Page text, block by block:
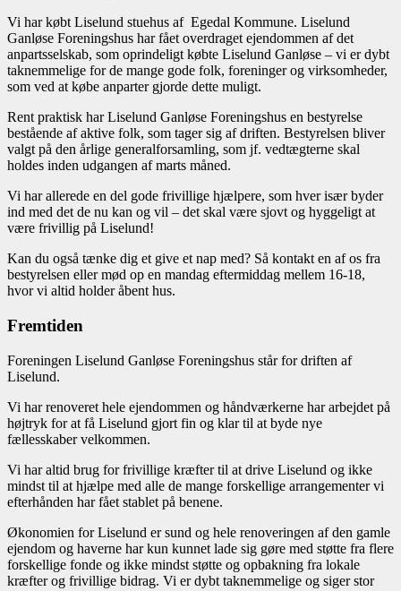
Vi har købt Liselund stuehus af Egedal Kommune. Liselund
Ganløse Foreningshus har fået overdraget ejendommen af det
anpartsselskab, som oprindeligt købte Liselund Ganløse – vi er dybt
taknemmelige for de mange gode folk, foreninger og virksomheder,
som ved at købe anparter gjorde dette muligt.
Rent praktisk har Liselund Ganløse Foreningshus en bestyrelse
bestående af aktive folk, som tager sig af driften. Bestyrelsen bliver
valgt på den årlige generalforsamling, som jf. vedtægterne skal
holdes inden udgangen af marts måned.
Vi har allerede en del gode frivillige hjælpere, som hver især byder
ind med det de nu kan og vil – det skal være sjovt og hyggeligt at
være frivillig på Liselund!
Kan du også tænke dig et give et nap med? Så kontakt en af os fra
bestyrelsen eller mød op en mandag eftermiddag mellem 16-18,
hvor vi altid holder åbent hus.
Fremtiden
Foreningen Liselund Ganløse Foreningshus står for driften af
Liselund.
Vi har renoveret hele ejendommen og håndværkerne har arbejdet på
højtryk for at få Liselund gjort fin og klar til at byde nye
fællesskaber velkommen.
Vi har altid brug for frivillige kræfter til at drive Liselund og ikke
mindst til at hjælpe med alle de mange forskellige arrangementer vi
efterhånden har fået stablet på benene.
Økonomien for Liselund er sund og hele renoveringen af den gamle
ejendom og haverne har kun kunnet lade sig gøre med støtte fra flere
forskellige fonde og ikke mindst støtte og opbakning fra lokale
kræfter og frivillige bidrag. Vi er dybt taknemmelige og siger stor